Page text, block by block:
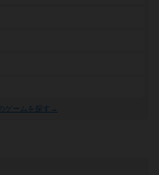
ゲームを探す→